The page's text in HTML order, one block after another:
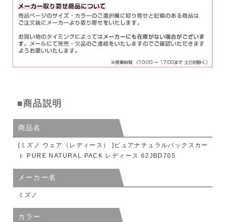
■商品説明
商品名
[ミズノ ウェア（レディース） ]ピュアナチュラルパックスカー
ト PURE NATURAL PACK レディース 62JBD705
メーカー名
ミズノ
カラー